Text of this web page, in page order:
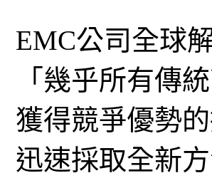
EMC公司全球
「幾乎所有傳
獲得競爭優勢
迅速採取全新